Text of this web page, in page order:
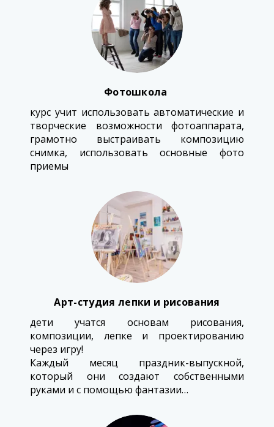
Фотошкола
курс учит использовать автоматические и
творческие возможности фотоаппарата,
грамотно выстраивать композицию
снимка, использовать основные фото
приемы
Арт-студия лепки и рисования
дети учатся основам рисования,
композиции, лепке и проектированию
через игру!
Каждый месяц праздник-выпускной,
который они создают собственными
руками и с помощью фантазии…